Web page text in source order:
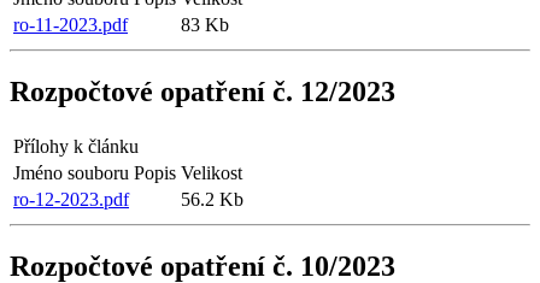
ro-11-2023.pdf
83 Kb
Rozpočtové opatření č. 12/2023
Přílohy k článku
Jméno souboru Popis Velikost
ro-12-2023.pdf
56.2 Kb
Rozpočtové opatření č. 10/2023